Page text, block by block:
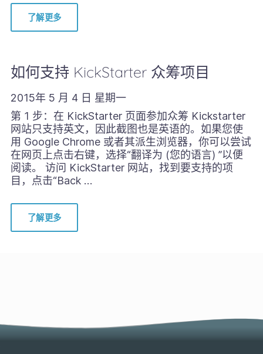
了解更多
如何支持 KickStarter 众筹项目
2015年 5 月 4 日 星期一
第 1 步：在 KickStarter 页面参加众筹 Kickstarter
网站只支持英文，因此截图也是英语的。如果您使
用 Google Chrome 或者其派生浏览器，你可以尝试
在网页上点击右键，选择“翻译为 (您的语言) ”以便
阅读。 访问 KickStarter 网站，找到要支持的项
目，点击“Back …
了解更多